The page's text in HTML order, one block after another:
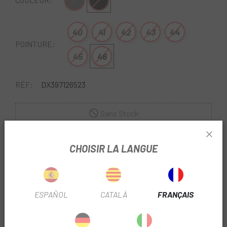
POINTURE:
40 41 42 43 44
45 46
RÉF: DX397126523
offrent le meilleur des Chamber, vainqueurs de la
Coupe du monde EWS et DH – ajustement sécurisé, tige
en microfibre résistante à l'eau et construction
Vibram Megagrip – et renforcées de 10 mm. du retard des
CHOISIR LA LANGUE
ESPAÑOL CATALÀ FRANÇAIS